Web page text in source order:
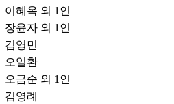
이혜옥 외 1인
장윤자 외 1인
김영민
오일환
오금순 외 1인
김영례